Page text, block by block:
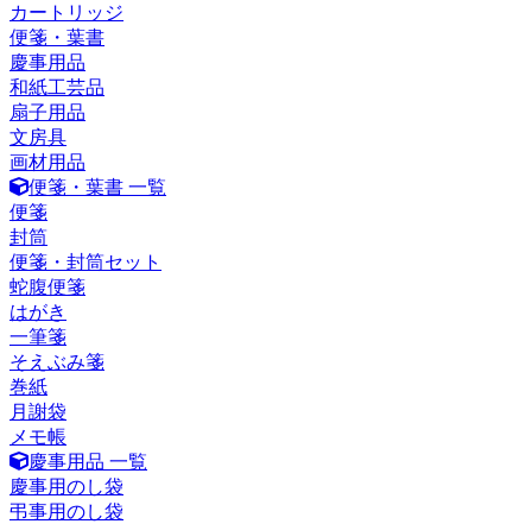
カートリッジ
便箋・葉書
慶事用品
和紙工芸品
扇子用品
文房具
画材用品
便箋・葉書 一覧
便箋
封筒
便箋・封筒セット
蛇腹便箋
はがき
一筆箋
そえぶみ箋
巻紙
月謝袋
メモ帳
慶事用品 一覧
慶事用のし袋
弔事用のし袋